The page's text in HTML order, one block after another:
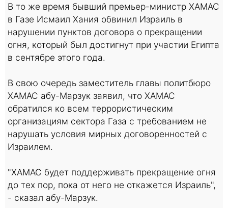
В то же время бывший премьер-министр ХАМАС
в Газе Исмаил Хания обвинил Израиль в
нарушении пунктов договора о прекращении
огня, который был достигнут при участии Египта
в сентябре этого года.
В свою очередь заместитель главы политбюро
ХАМАС абу-Марзук заявил, что ХАМАС
обратился ко всем террористическим
организациям сектора Газа с требованием не
нарушать условия мирных договоренностей с
Израилем.
"ХАМАС будет поддерживать прекращение огня
до тех пор, пока от него не откажется Израиль",
- сказал абу-Марзук.